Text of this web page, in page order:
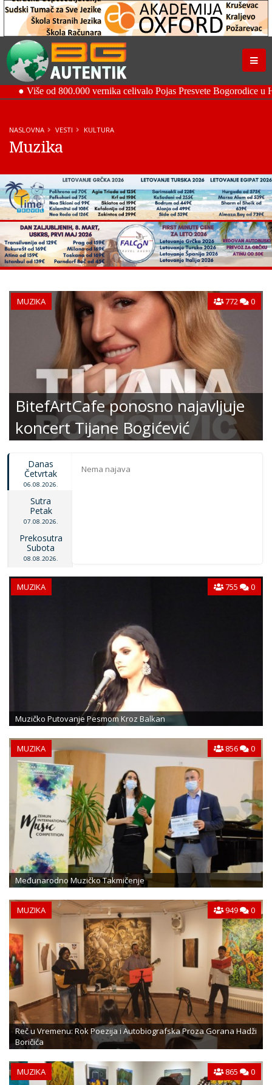
NASLOVNA VESTI KULTURA
Muzika
MUZIKA 772 0
BitefArtCafe ponosno najavljuje
koncert Tijane Bogićević
Danas
Četvrtak
06.08.2026.
Sutra
Petak
07.08.2026.
Prekosutra
Subota
08.08.2026.
Nema najava
MUZIKA 755 0
Muzičko Putovanje Pesmom Kroz Balkan
MUZIKA 856 0
Međunarodno Muzičko Takmičenje
MUZIKA 949 0
Reč u Vremenu: Rok Poezija i Autobiografska Proza Gorana Hadži
Boričića
MUZIKA 865 0